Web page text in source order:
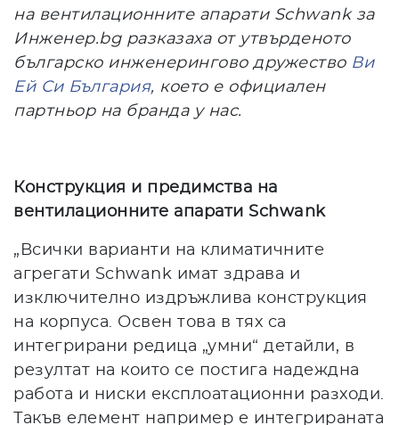
на вентилационните апарати Schwankза
Инженер.bgразказаха от утвърденото
българско инженерингово дружество Ви
Ей Си България, което е официален
партньор на бранда у нас.
Конструкция и предимства на
вентилационните апарати Schwank
„Всички варианти на климатичните
агрегати Schwank имат здрава и
изключително издръжлива конструкция
на корпуса. Освен това в тях са
интегрирани редица „умни“ детайли, в
резултат на които се постига надеждна
работа и ниски експлоатационни разходи.
Такъв елемент например е интегрираната